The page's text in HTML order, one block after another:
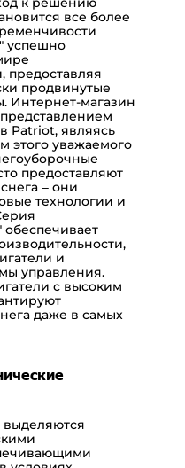
все более
успешно
предоставляя
продвинутые
Интернет-магазин
Patriot, являясь
этого уважаемого
предоставляют
– они
технологии и
и
управления.
с высоким
даже в самых